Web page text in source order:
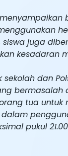
siswa juga
kesadaran
dan
tua
pukul